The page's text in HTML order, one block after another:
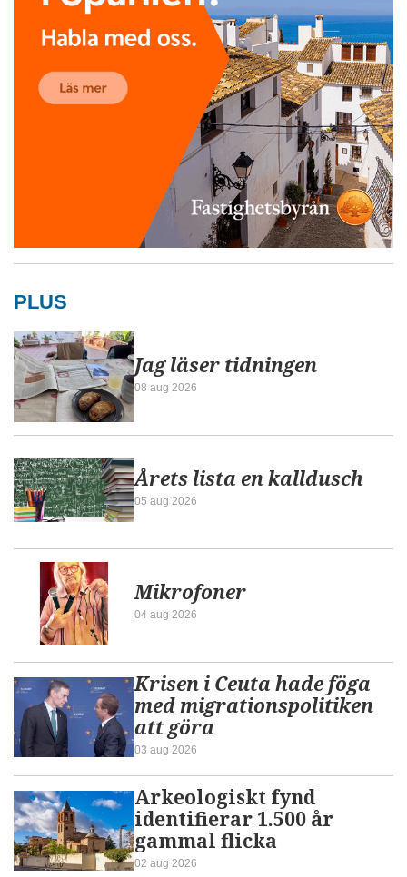
PLUS
Jag läser tidningen
08 aug 2026
Årets lista en kalldusch
05 aug 2026
Mikrofoner
04 aug 2026
Krisen i Ceuta hade föga
med migrationspolitiken
att göra
03 aug 2026
Arkeologiskt fynd
identifierar 1.500 år
gammal flicka
02 aug 2026